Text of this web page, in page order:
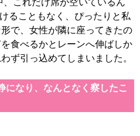
ることもなく、ぴったりと私
で、女性が隣に座ってきたの
食べるかとレーンへ伸ばしか
ず引っ込めてしまいました。
になり、なんとなく察したこ